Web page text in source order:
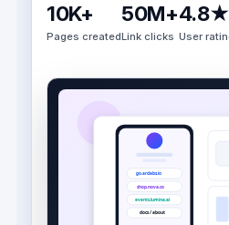
10K+
Pages created
50M+
Link clicks
4.8★
User